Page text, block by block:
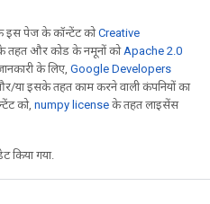
इस पेज के कॉन्टेंट कोCreative
तहत और कोड के नमूनों कोApache 2.0
के लिए, Google Developers
या इसके तहत काम करने वाली कंपनियों का
को, numpy license के तहत लाइसेंस
किया गया.